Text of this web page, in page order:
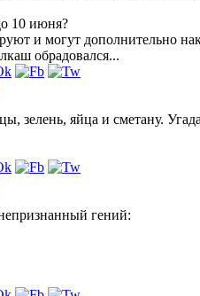
10 июня?
и могут дополнительно
обрадовался...
зелень, яйца и сметану.
гений: